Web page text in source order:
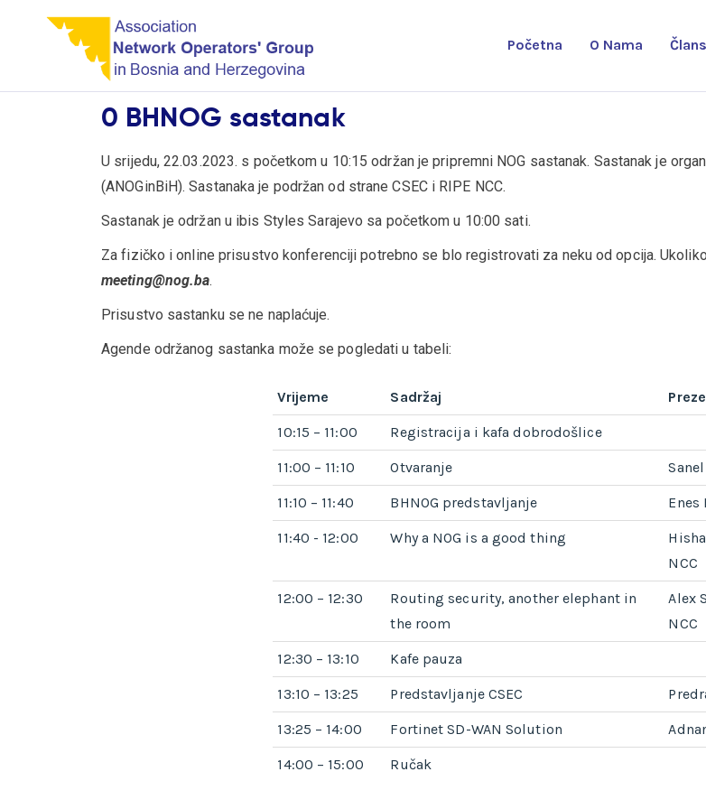
Početna O Nama
0 BHNOG sastanak
U srijedu, 22.03.2023. s početkom u 10:15 održan je pripremni NOG sastanak. Sastanak je
(ANOGinBiH). Sastanaka je podržan od strane CSEC i RIPE NCC.
Sastanak je održan u ibis Styles Sarajevo sa početkom u 10:00 sati.
Za fizičko i online prisustvo konferenciji potrebno se blo registrovati za neku od opcija.
meeting@nog.ba.
Prisustvo sastanku se ne naplaćuje.
Agende održanog sastanka može se pogledati u tabeli:
Vrijeme Sadržaj
10:15 – 11:00 Registracija i kafa dobrodošlice
11:00 – 11:10 Otvaranje
11:10 – 11:40 BHNOG predstavljanje Enes
11:40 - 12:00 Why a NOG is a good thing
NCC
12:00 – 12:30
Routing security, another elephant in
the room
Alex
NCC
12:30 – 13:10 Kafe pauza
13:10 – 13:25 Predstavljanje CSEC
13:25 – 14:00 Fortinet SD-WAN Solution
14:00 – 15:00 Ručak